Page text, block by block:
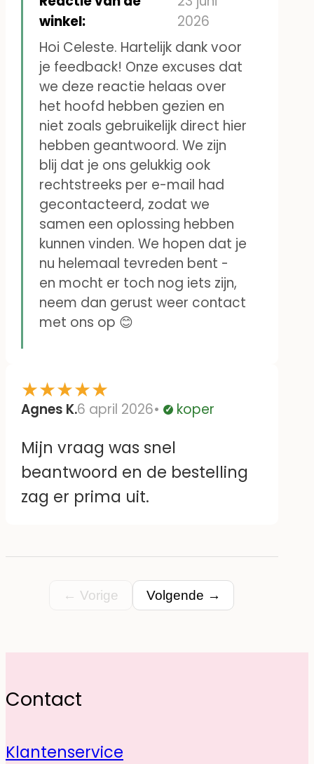
mondje wil stoppen
winkel:
2026
Hoi Celeste. Hartelijk dank voor
je feedback! Onze excuses dat
we deze reactie helaas over
het hoofd hebben gezien en
niet zoals gebruikelijk direct hier
hebben geantwoord. We zijn
blij dat je ons gelukkig ook
rechtstreeks per e-mail had
gecontacteerd, zodat we
samen een oplossing hebben
kunnen vinden. We hopen dat je
nu helemaal tevreden bent -
en mocht er toch nog iets zijn,
neem dan gerust weer contact
met ons op 😊
★★★★★
Agnes K.6 april 2026 Geverifieerd
koper
Mijn vraag was snel
beantwoord en de bestelling
zag er prima uit.
← Vorige Volgende →
Contact
Klantenservice